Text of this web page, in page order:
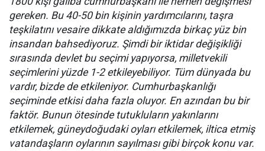
gereken. Bu 40-50 bin kişinin yardımcılarını, taşra
teşkilatını vesaire dikkate aldığımızda birkaç yüz bin
insandan bahsediyoruz. Şimdi bir iktidar değişikliği
sırasında devlet bu seçimi yapıyorsa, milletvekili
seçimlerini yüzde 1-2 etkileyebiliyor. Tüm dünyada bu
vardır, bizde de etkileniyor. Cumhurbaşkanlığı
seçiminde etkisi daha fazla oluyor. En azından bu bir
faktör. Bunun ötesinde tutukluların yakınlarını
etkilemek, güneydoğudaki oyları etkilemek, iltica etmiş
vatandaşların oylarının sayılması gibi birçok konu var.